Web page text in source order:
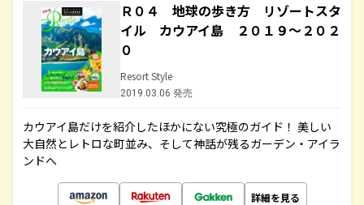
Ｒ０４ 地球の歩き方 リゾートスタ
イル カウアイ島 ２０１９～２０２
０
Resort Style
2019.03.06 発売
カウアイ島だけを紹介したほかにない究極のガイド！ 美しい
大自然とレトロな町並み、そして神話が残るガーデン・アイラ
ンドへ
詳細を見る